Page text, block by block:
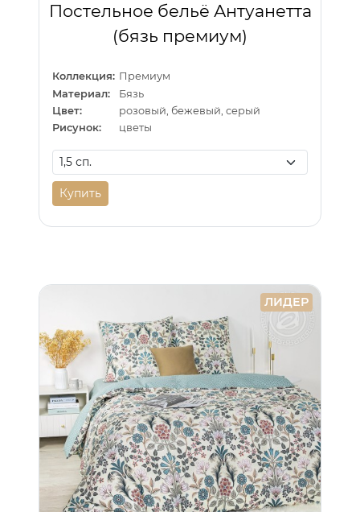
Постельное бельё Антуанетта
(бязь премиум)
Коллекция: Премиум
Материал:
Бязь
Цвет:
розовый, бежевый, серый
Рисунок:
цветы
Купить
ЛИДЕР